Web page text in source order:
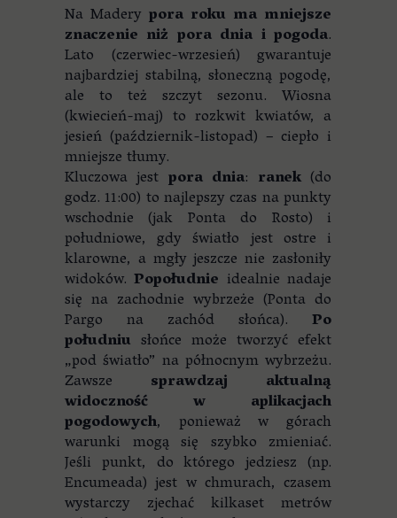
Na Madery pora roku ma mniejsze
znaczenie niż pora dnia i pogoda.
Lato (czerwiec-wrzesień) gwarantuje
najbardziej stabilną, słoneczną pogodę,
ale to też szczyt sezonu. Wiosna
(kwiecień-maj) to rozkwit kwiatów, a
jesień (październik-listopad) – ciepło i
mniejsze tłumy.
Kluczowa jest pora dnia: ranek(do
godz. 11:00) to najlepszy czas na punkty
wschodnie (jak Ponta do Rosto) i
południowe, gdy światło jest ostre i
klarowne, a mgły jeszcze nie zasłoniły
widoków.Popołudnie idealnie nadaje
się na zachodnie wybrzeże (Ponta do
Pargo na zachód słońca). Po
południu słońce może tworzyć efekt
„pod światło” na północnym wybrzeżu.
Zawsze sprawdzaj aktualną
widoczność w aplikacjach
pogodowych, ponieważ w górach
warunki mogą się szybko zmieniać.
Jeśli punkt, do którego jedziesz (np.
Encumeada) jest w chmurach, czasem
wystarczy zjechać kilkaset metrów